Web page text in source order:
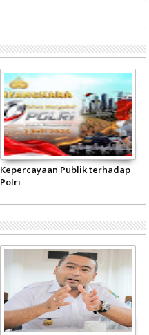
Kepercayaan Publik terhadap
Polri